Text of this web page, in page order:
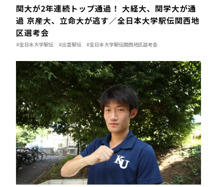
関大が2年連続トップ通過！ 大経大、関学大が通
過 京産大、立命大が逃す／全日本大学駅伝関西地
区選考会
#全日本大学駅伝 #出雲駅伝 #全日本大学駅伝関西地区選考会